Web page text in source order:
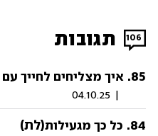
106 תגובות
85
. איך מצליחים לחייך
04.10.25
84
. כל כך מגעילות(לת)